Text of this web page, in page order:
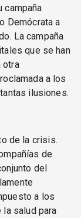
campaña
Demócrata a
La campaña
que se han
otra
a los
ilusiones.
de la crisis.
de
del
a los
salud para